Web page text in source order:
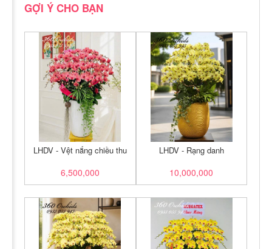
GỢI Ý CHO BẠN
LHDV - Vệt nắng chiều thu
6,500,000
LHDV - Rạng danh
10,000,000